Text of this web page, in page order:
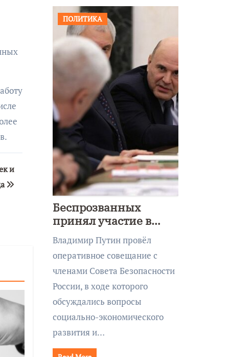
и
ПОЛИТИКА
Беспрозванных
принял участие в
совещании Совбеза
под руководством
Путина
Владимир Путин провёл
оперативное совещание с
членами Совета Безопасности
России, в ходе которого
обсуждались вопросы
социально-экономического
развития и…